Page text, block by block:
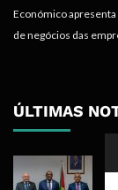
Económico
de negócios das
ÚLTIMAS